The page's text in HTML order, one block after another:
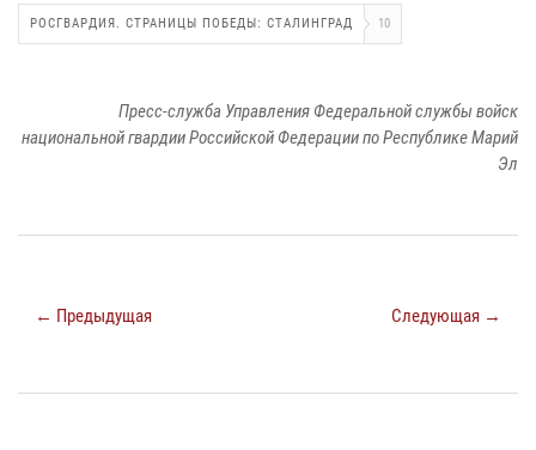
РОСГВАРДИЯ. СТРАНИЦЫ ПОБЕДЫ: СТАЛИНГРАД 10
Пресс-служба Управления Федеральной службы войск
национальной гвардии Российской Федерации по Республике Марий
Эл
← Предыдущая Следующая →